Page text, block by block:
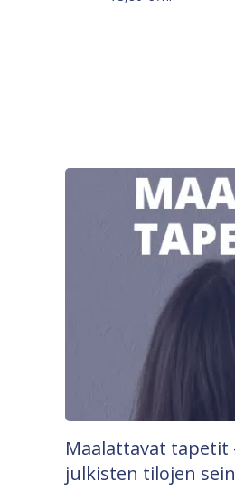
Maalattavat tapetit
julkisten tilojen